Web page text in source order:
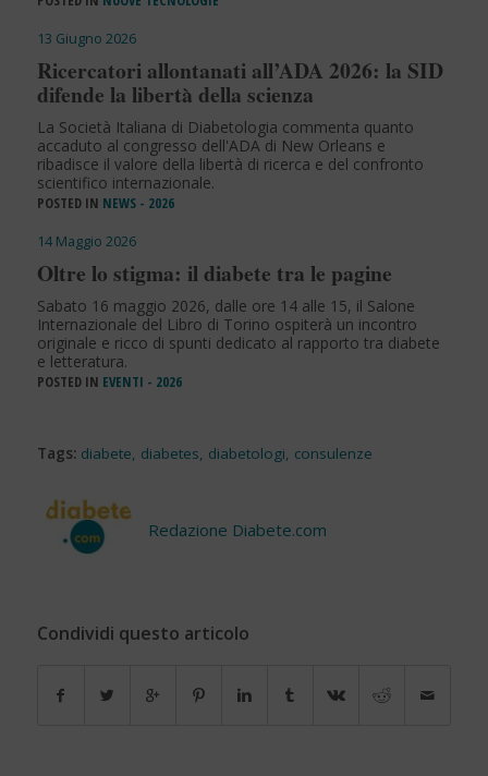
13 Giugno 2026
Ricercatori allontanati all’ADA 2026: la SID
difende la libertà della scienza
La Società Italiana di Diabetologia commenta quanto
accaduto al congresso dell'ADA di New Orleans e
ribadisce il valore della libertà di ricerca e del confronto
scientifico internazionale.
POSTED IN NEWS - 2026
14 Maggio 2026
Oltre lo stigma: il diabete tra le pagine
Sabato 16 maggio 2026, dalle ore 14 alle 15, il Salone
Internazionale del Libro di Torino ospiterà un incontro
originale e ricco di spunti dedicato al rapporto tra diabete
e letteratura.
POSTED IN EVENTI - 2026
Tags: diabete, diabetes, diabetologi, consulenze
Redazione Diabete.com
Condividi questo articolo